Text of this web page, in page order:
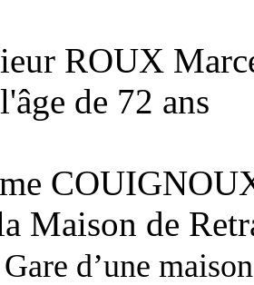
ROUX
de 72 ans
Maison de
d’une